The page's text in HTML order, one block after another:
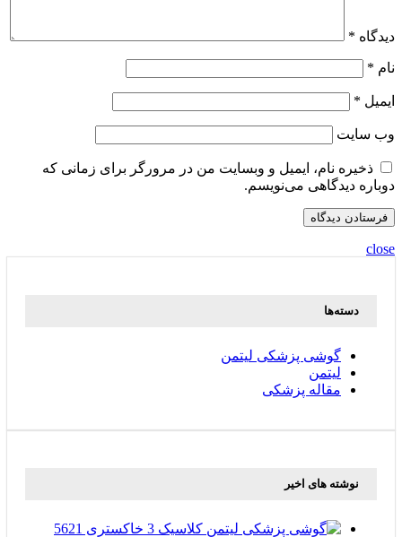
دیدگاه *
نام *
ایمیل *
وب‌ سایت
ذخیره نام، ایمیل و وبسایت من در مرورگر برای زمانی که
دوباره دیدگاهی می‌نویسم.
close
دسته‌ها
گوشی پزشکی لیتمن
لیتمن
مقاله پزشکی
نوشته های اخیر